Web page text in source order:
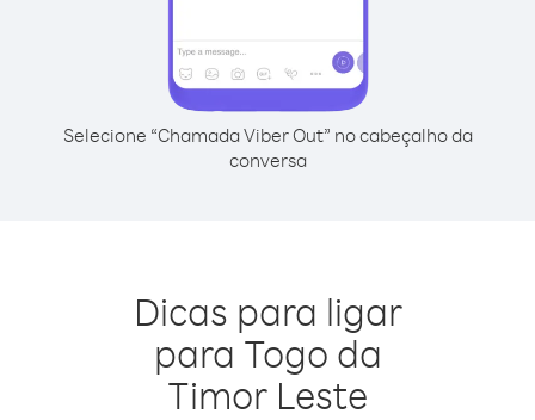
Selecione “Chamada Viber Out” no cabeçalho da
conversa
Dicas para ligar
para Togo da
Timor Leste